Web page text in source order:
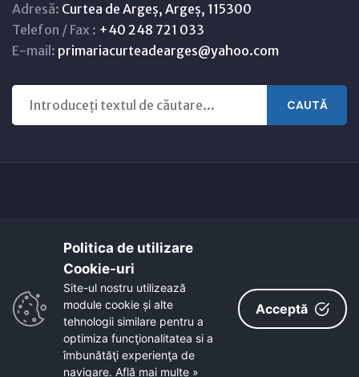
Adresă: Curtea de Argeș, Argeș, 115300
Telefon / Fax : +40 248 721 033
E-mail: primariacurteadearges@yahoo.com
CAUTĂ
Harta orasului
Link-uri utile
EcoActive: Citizens for a Sustainable Europe
EcoActive: Citizens for a Sustainable Europe - Santiago
Politica de utilizare
Cookie-uri‎
Site-ul nostru utilizează
module cookie și alte
tehnologii similare pentru a
optimiza funcţionalitatea si a
îmbunătăţi experienţa de
navigare. Află mai multe »
Acceptă